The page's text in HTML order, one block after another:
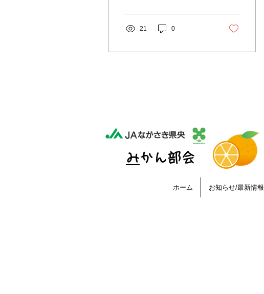
で糖度とクエン酸含量を
ステムへ入力し、甘さと
げる取り組みです。今年
の長崎県央みかんも、糖
期待されています。おい
実分析の工程と、生産者
の思いをご紹介します。
21 0
​みかん部会
ホーム お知らせ/最新情報